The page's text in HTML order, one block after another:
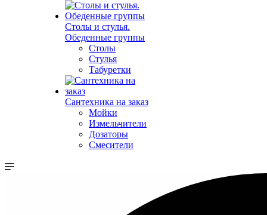
Столы и стулья.
Обеденные группы
Столы
Стулья
Табуретки
Сантехника на заказ
Мойки
Измельчители
Дозаторы
Смесители